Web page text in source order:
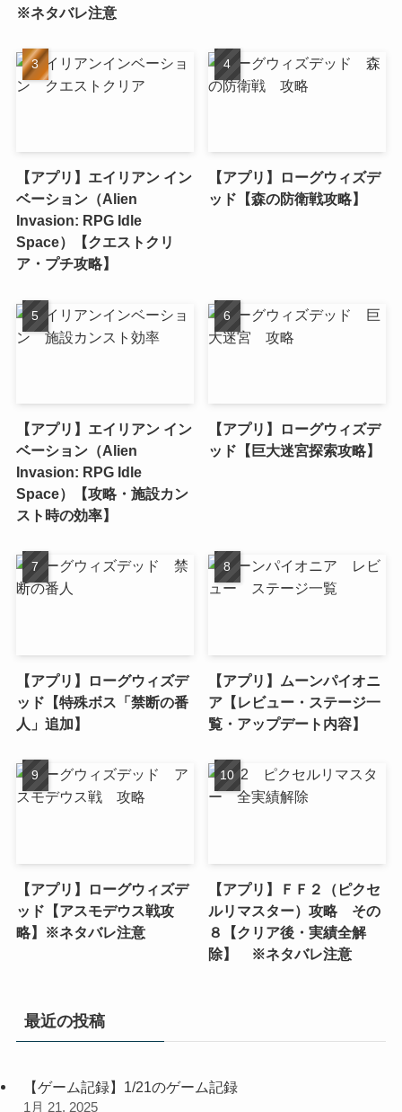
※ネタバレ注意
【アプリ】エイリアン イン
ベーション（Alien
Invasion: RPG Idle
Space）【クエストクリ
ア・プチ攻略】
【アプリ】ローグウィズデ
ッド【森の防衛戦攻略】
【アプリ】エイリアン イン
ベーション（Alien
Invasion: RPG Idle
Space）【攻略・施設カン
スト時の効率】
【アプリ】ローグウィズデ
ッド【巨大迷宮探索攻略】
【アプリ】ローグウィズデ
ッド【特殊ボス「禁断の番
人」追加】
【アプリ】ムーンパイオニ
ア【レビュー・ステージ一
覧・アップデート内容】
【アプリ】ローグウィズデ
ッド【アスモデウス戦攻
略】※ネタバレ注意
【アプリ】ＦＦ２（ピクセ
ルリマスター）攻略 その
８【クリア後・実績全解
除】 ※ネタバレ注意
最近の投稿
【ゲーム記録】1/21のゲーム記録
1月 21, 2025